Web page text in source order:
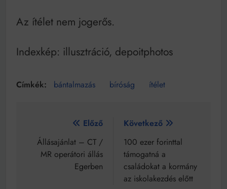
Az ítélet nem jogerős.
Indexkép: illusztráció, depoitphotos
bántalmazás bíróság ítélet
Bejegyzés
navigáció
Előző
Állásajánlat – CT /
MR operátori állás
Egerben
Következő
100 ezer forinttal
támogatná a
családokat a kormány
az iskolakezdés előtt